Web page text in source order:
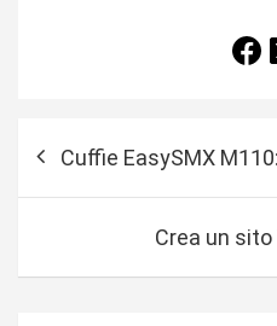
Cuffie EasySMX
Crea un sito